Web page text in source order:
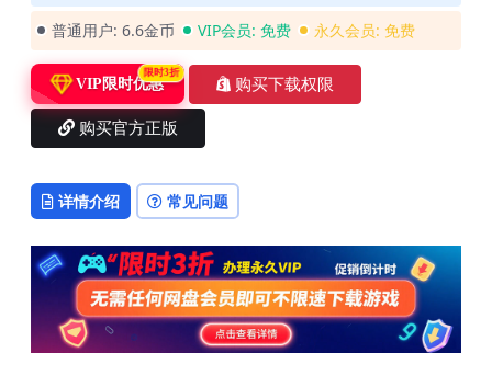
普通用户: 6.6金币 VIP会员: 免费 永久会员: 免费
VIP限时优惠
限时3折
购买下载权限
购买官方正版
详情介绍 常见问题